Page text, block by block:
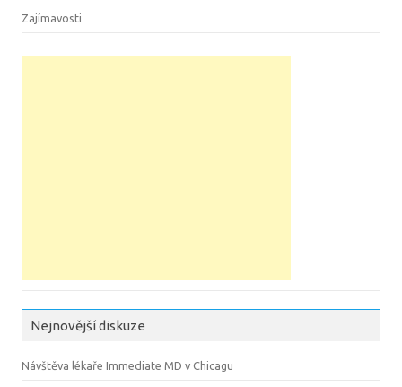
Zajímavosti
Nejnovější diskuze
Návštěva lékaře Immediate MD v Chicagu